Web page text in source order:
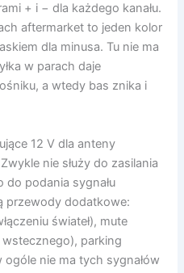
+ i − dla każdego kanału.
aftermarket to jeden kolor
dla minusa. Tu nie ma
w parach daje
a wtedy bas znika i
12 V dla anteny
nie służy do zasilania
podania sygnału
przewody dodatkowe:
świateł), mute
wstecznego), parking
nie ma tych sygnałów